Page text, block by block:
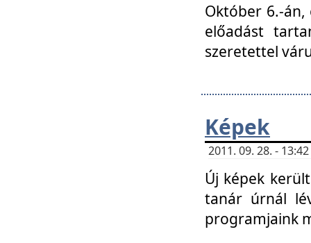
Október 6.-
előadást
szeretettel
Képek
2011. 09. 28. -
Új képek
tanár úrnál
programjaink